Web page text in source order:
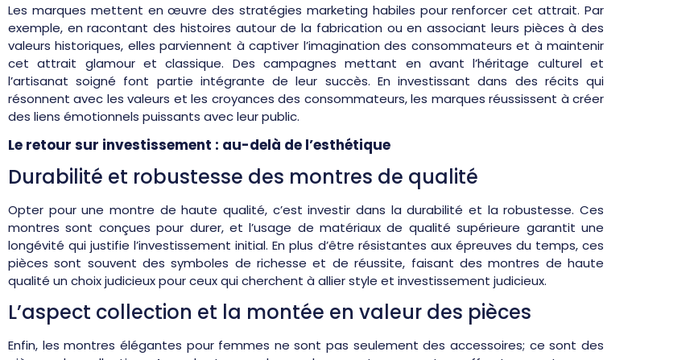
Les marques mettent en œuvre des stratégies marketing habiles pour renforcer cet attrait. Par
exemple, en racontant des histoires autour de la fabrication ou en associant leurs pièces à des
valeurs historiques, elles parviennent à captiver l’imagination des consommateurs et à maintenir
cet attrait glamour et classique. Des campagnes mettant en avant l’héritage culturel et
l’artisanat soigné font partie intégrante de leur succès. En investissant dans des récits qui
résonnent avec les valeurs et les croyances des consommateurs, les marques réussissent à créer
des liens émotionnels puissants avec leur public.
Le retour sur investissement : au-delà de l’esthétique
Durabilité et robustesse des montres de qualité
Opter pour une montre de haute qualité, c’est investir dans la durabilité et la robustesse. Ces
montres sont conçues pour durer, et l’usage de matériaux de qualité supérieure garantit une
longévité qui justifie l’investissement initial. En plus d’être résistantes aux épreuves du temps, ces
pièces sont souvent des symboles de richesse et de réussite, faisant des montres de haute
qualité un choix judicieux pour ceux qui cherchent à allier style et investissement judicieux.
L’aspect collection et la montée en valeur des pièces
Enfin, les montres élégantes pour femmes ne sont pas seulement des accessoires; ce sont des